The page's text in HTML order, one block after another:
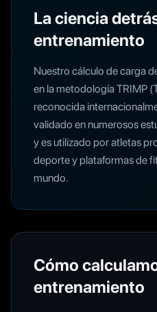
La ciencia
entrenamiento
Nuestro cálculo de carga
en la metodología TRIMP
reconocida
validado en numerosos
y es utilizado por atletas
deporte y plataformas de
mundo.
Cómo
entrenamiento